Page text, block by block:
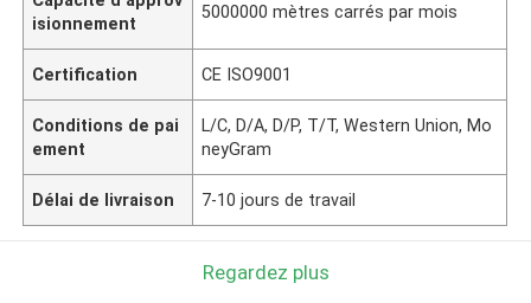
isionnement
5000000 mètres carrés par mois
Certification CE ISO9001
Conditions de pai
ement
L/C, D/A, D/P, T/T, Western Union, Mo
neyGram
Délai de livraison 7-10 jours de travail
Regardez plus